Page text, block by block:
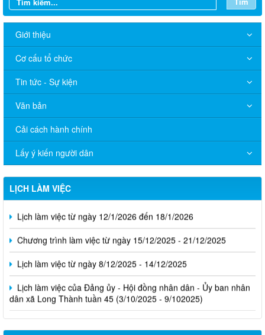
Giới thiệu
Cơ cấu tổ chức
Tin tức - Sự kiện
Văn bản
Cải cách hành chính
Lấy ý kiến người dân
LỊCH LÀM VIỆC
Lịch làm việc từ ngày 12/1/2026 đến 18/1/2026
Chương trình làm việc từ ngày 15/12/2025 - 21/12/2025
Lịch làm việc từ ngày 8/12/2025 - 14/12/2025
Lịch làm việc của Đảng ủy - Hội đồng nhân dân - Ủy ban nhân
dân xã Long Thành tuần 45 (3/10/2025 - 9/102025)